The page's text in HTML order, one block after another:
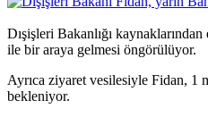
Dışişleri Bakanlığı
ile bir araya gelmesi öngörülüyor.
Ayrıca ziyaret vesilesiyle Fidan, 1
bekleniyor.